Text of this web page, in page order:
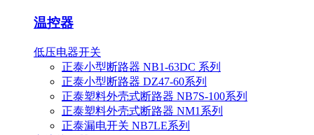
温控器
低压电器开关
正泰小型断路器 NB1-63DC 系列
正泰小型断路器 DZ47-60系列
正泰塑料外壳式断路器 NB7S-100系列
正泰塑料外壳式断路器 NM1系列
正泰漏电开关 NB7LE系列